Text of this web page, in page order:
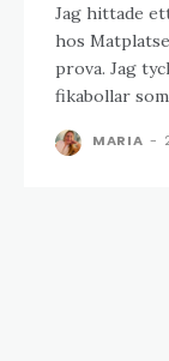
Jag hittade
hos
prova. Jag
fikabollar
MARIA -